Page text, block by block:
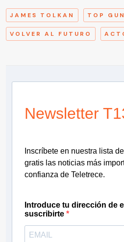
JAMES TOLKAN TOP GUN
VOLVER AL FUTURO
Newsletter
Inscríbete en nuestra lista
gratis las noticias más
confianza de Teletrece.
Introduce tu dirección de
suscribirte